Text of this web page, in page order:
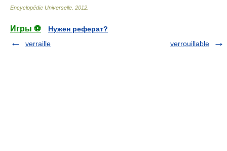
Encyclopédie Universelle 2012
Игры ⚽
Нужен реферат?
verraille
verrouillable